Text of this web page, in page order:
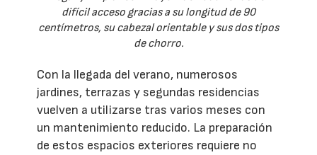
difícil acceso gracias a su longitud de 90
centímetros, su cabezal orientable y sus dos tipos
de chorro.
Con la llegada del verano, numerosos
jardines, terrazas y segundas residencias
vuelven a utilizarse tras varios meses con
un mantenimiento reducido. La preparación
de estos espacios exteriores requiere no